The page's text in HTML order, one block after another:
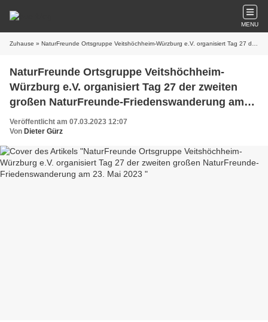
MENU
Zuhause » NaturFreunde Ortsgruppe Veitshöchheim-Würzburg e.V. organisiert Tag 27 der zweiten großen NaturFreunde-Friedenswanderung am 23. Mai 2023
NaturFreunde Ortsgruppe Veitshöchheim-
Würzburg e.V. organisiert Tag 27 der zweiten
großen NaturFreunde-Friedenswanderung am
23. Mai 2023
Veröffentlicht am 07.03.2023 12:07
Von Dieter Gürz